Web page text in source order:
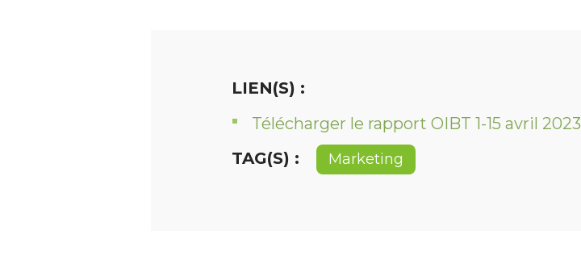
LIEN(S) :
Télécharger le rapport OIBT 1-15 avril 2023
TAG(S) :
Marketing